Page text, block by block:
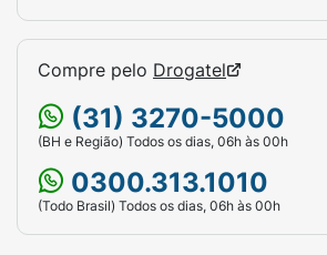
Compre pelo Drogatel
(31) 3270-5000
(BH e Região) Todos os dias, 06h às 00h
0300.313.1010
(Todo Brasil) Todos os dias, 06h às 00h